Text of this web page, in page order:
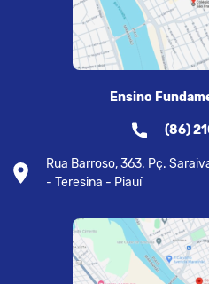
Ensino
(86)
Rua Barroso, 363. Pç.
- Teresina - Piauí